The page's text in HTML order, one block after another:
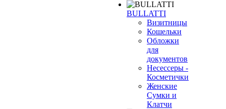
BULLATTI
Визитницы
Кошельки
Обложки
для
документов
Несессеры -
Косметички
Женские
Сумки и
Клатчи